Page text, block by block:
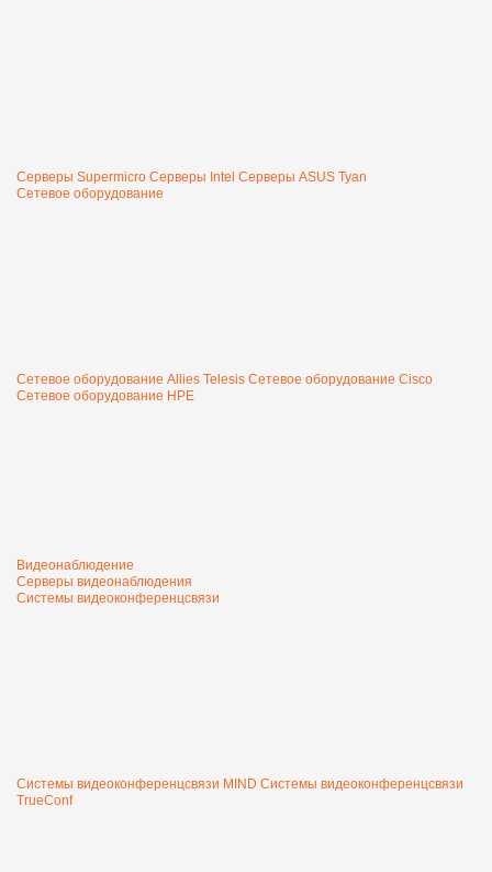
Серверы Supermicro Серверы Intel Серверы ASUS Tyan
Сетевое оборудование
Сетевое оборудование Allies Telesis Сетевое оборудование Cisco
Сетевое оборудование HPE
Видеонаблюдение
Серверы видеонаблюдения
Системы видеоконференцсвязи
Системы видеоконференцсвязи MIND Системы видеоконференцсвязи
TrueConf